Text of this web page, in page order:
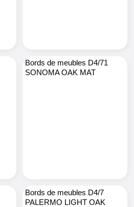
Bords de meubles D4/71
SONOMA OAK MAT
Bords de meubles D4/7
PALERMO LIGHT OAK